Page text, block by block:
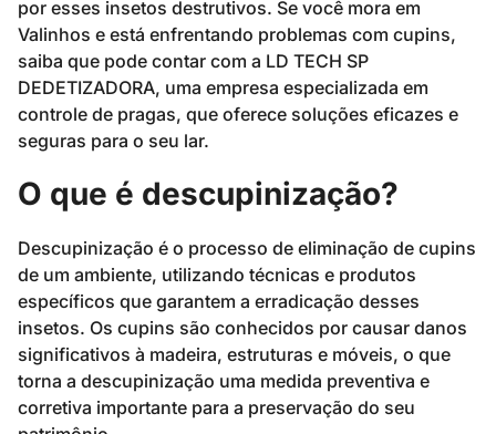
por esses insetos destrutivos. Se você mora em
Valinhos e está enfrentando problemas com cupins,
saiba que pode contar com a LD TECH SP
DEDETIZADORA, uma empresa especializada em
controle de pragas, que oferece soluções eficazes e
seguras para o seu lar.
O que é descupinização?
Descupinização é o processo de eliminação de cupins
de um ambiente, utilizando técnicas e produtos
específicos que garantem a erradicação desses
insetos. Os cupins são conhecidos por causar danos
significativos à madeira, estruturas e móveis, o que
torna a descupinização uma medida preventiva e
corretiva importante para a preservação do seu